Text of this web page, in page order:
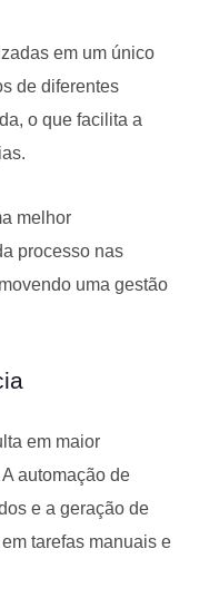
em um único
de diferentes
o que facilita a
melhor
processo nas
uma gestão
em maior
automação de
e a geração de
tarefas manuais e